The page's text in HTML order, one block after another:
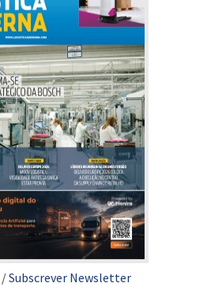
/Subscrever Newsletter